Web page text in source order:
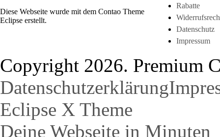
Diese Webseite wurde mit dem Contao Theme
Eclipse erstellt.
Rabatte
Datenschutz
Impressum
Copyright 2026. Premium
Datenschutzerklärung
Eclipse X Theme
Deine Webseite in Minuten